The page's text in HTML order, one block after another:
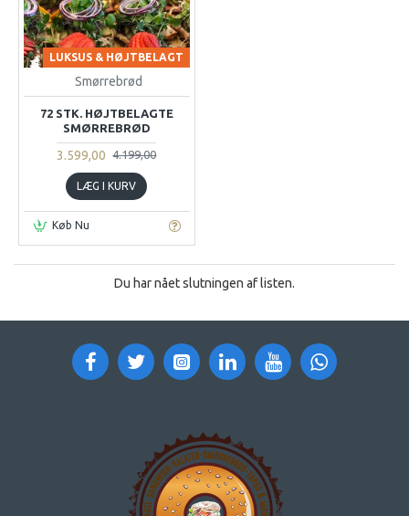
LUKSUS & HØJTBELAGT
Smørrebrød
72 STK. HØJTBELAGTE
SMØRREBRØD
3.599,00 4.199,00
LÆG I KURV
Køb Nu
Du har nået slutningen af listen.